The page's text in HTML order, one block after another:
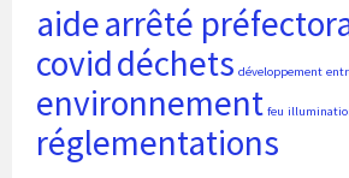
aidearrêté
coviddéchets développement
environnement feu
réglementations